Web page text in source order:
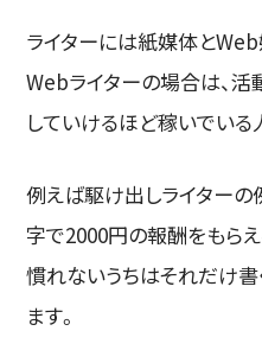
ライターには紙媒体と
Webライターの場合は、活
していけるほど稼いでいる
例えば駆け出しライター
字で2000円の報酬をもら
慣れないうちはそれだけ
ます。